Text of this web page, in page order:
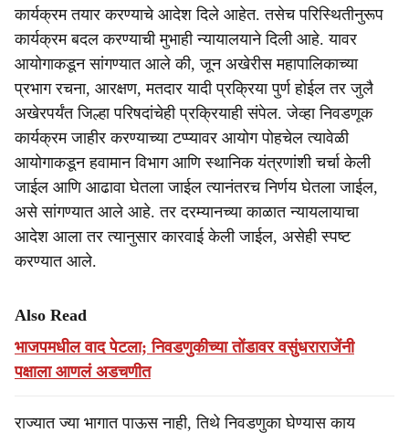
कार्यक्रम तयार करण्याचे आदेश दिले आहेत. तसेच परिस्थितीनुरूप
कार्यक्रम बदल करण्याची मुभाही न्यायालयाने दिली आहे. यावर
आयोगाकडून सांगण्यात आले की, जून अखेरीस महापालिकाच्या
प्रभाग रचना, आरक्षण, मतदार यादी प्रक्रिया पुर्ण होईल तर जुलै
अखेरपर्यंत जिल्हा परिषदांचेही प्रक्रियाही संपेल. जेव्हा निवडणूक
कार्यक्रम जाहीर करण्याच्या टप्प्यावर आयोग पोहचेल त्यावेळी
आयोगाकडून हवामान विभाग आणि स्थानिक यंत्रणांशी चर्चा केली
जाईल आणि आढावा घेतला जाईल त्यानंतरच निर्णय घेतला जाईल,
असे सांगण्यात आले आहे. तर दरम्यानच्या काळात न्यायलायाचा
आदेश आला तर त्यानुसार कारवाई केली जाईल, असेही स्पष्ट
करण्यात आले.
Also Read
भाजपमधील वाद पेटला; निवडणुकीच्या तोंडावर वसुंधराराजेंनी
पक्षाला आणलं अडचणीत
राज्यात ज्या भागात पाऊस नाही, तिथे निवडणुका घेण्यास काय